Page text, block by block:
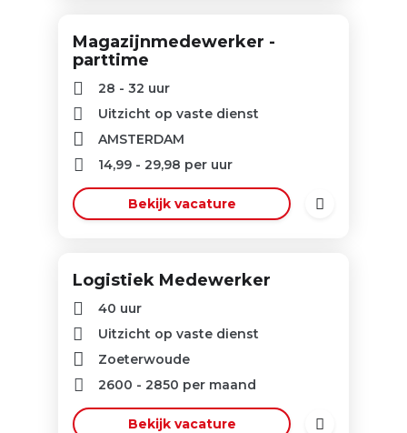
Magazijnmedewerker -
parttime
28 - 32 uur
Uitzicht op vaste dienst
AMSTERDAM
14,99 - 29,98 per uur
Bekijk vacature
Logistiek Medewerker
40 uur
Uitzicht op vaste dienst
Zoeterwoude
2600 - 2850 per maand
Bekijk vacature